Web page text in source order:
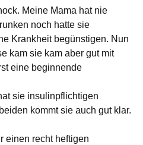
Meine Mama hat nie
noch hatte sie
Krankheit begünstigen. Nun
kam sie kam aber gut mit
eine beginnende
sie insulinpflichtigen
kommt sie auch gut klar.
einen recht heftigen